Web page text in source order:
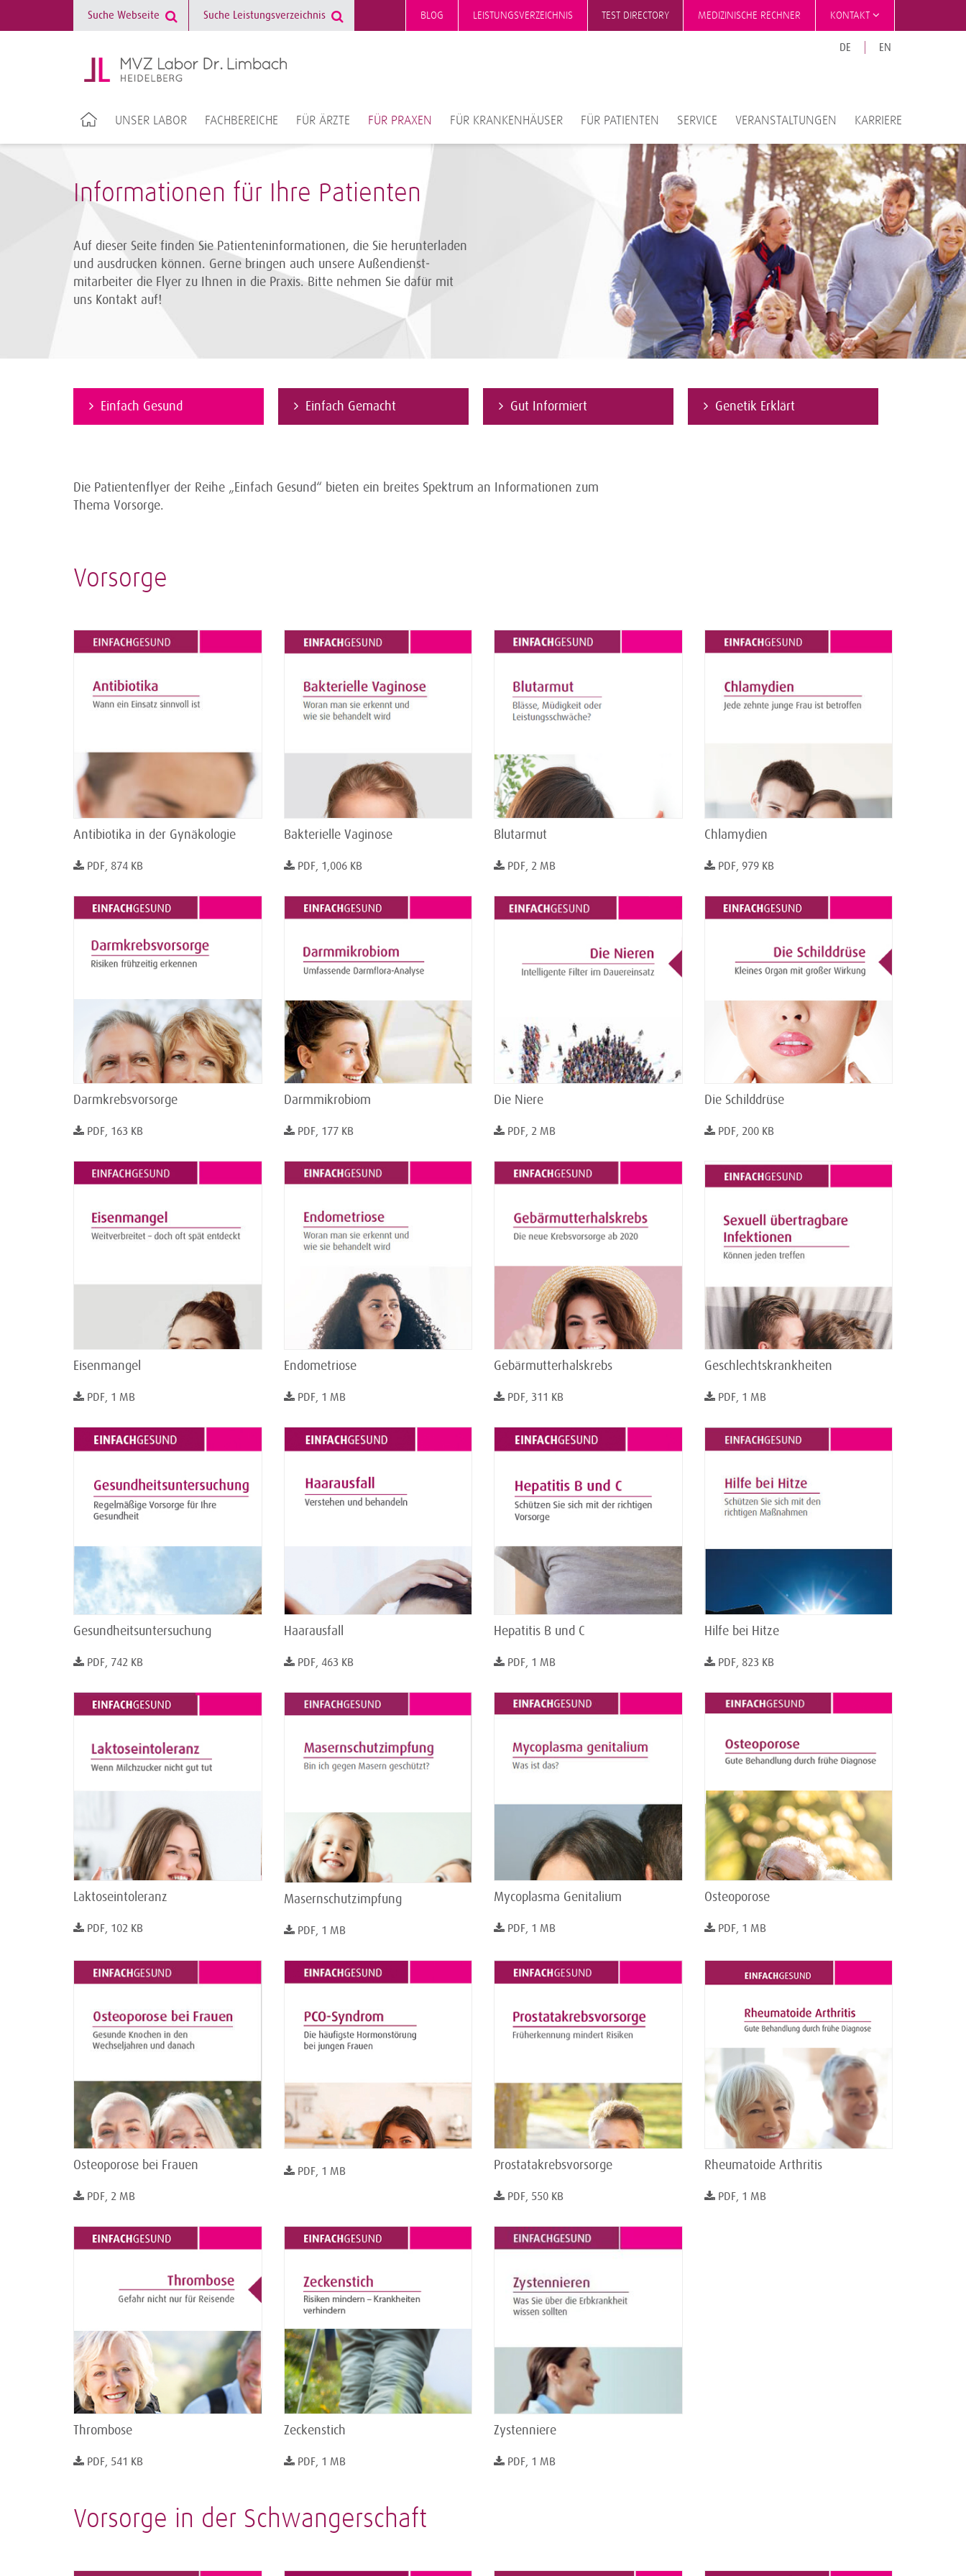
BLOG LEISTUNGSVERZEICHNIS TEST DIRECTORY MEDIZINISCHE RECHNER KONTAKT
DE EN
UNSER LABOR FACHBEREICHE FÜR ÄRZTE FÜR PRAXEN FÜR KRANKENHÄUSER FÜR PATIENTEN SERVICE VERANSTALTUNGEN KARRIERE
Informationen für Ihre Patienten
Auf dieser Seite finden Sie Patienteninformationen, die Sie herunterladen
und ausdrucken können. Gerne bringen auch unsere Außendienst­
mitarbeiter die Flyer zu Ihnen in die Praxis. Bitte nehmen Sie dafür mit
uns Kontakt auf!
Einfach Gesund Einfach Gemacht Gut Informiert Genetik Erklärt
Die Patientenflyer der Reihe „Einfach Gesund“ bieten ein breites Spektrum an Informationen zum
Thema Vorsorge.
Vorsorge
Antibiotika in der Gynäkologie
PDF, 874 KB
Bakterielle Vaginose
PDF, 1,006 KB
Blutarmut
PDF, 2 MB
Chlamydien
PDF, 979 KB
Darmkrebsvorsorge
PDF, 163 KB
Darmmikrobiom
PDF, 177 KB
Die Niere
PDF, 2 MB
Die Schilddrüse
PDF, 200 KB
Eisenmangel
PDF, 1 MB
Endometriose
PDF, 1 MB
Gebärmutterhalskrebs
PDF, 311 KB
Geschlechtskrankheiten
PDF, 1 MB
Gesundheitsuntersuchung
PDF, 742 KB
Haarausfall
PDF, 463 KB
Hepatitis B und C
PDF, 1 MB
Hilfe bei Hitze
PDF, 823 KB
Laktoseintoleranz
PDF, 102 KB
Masernschutzimpfung
PDF, 1 MB
Mycoplasma Genitalium
PDF, 1 MB
Osteoporose
PDF, 1 MB
Osteoporose bei Frauen
PDF, 2 MB
PDF, 1 MB Prostatakrebsvorsorge
PDF, 550 KB
Rheumatoide Arthritis
PDF, 1 MB
Thrombose
PDF, 541 KB
Zeckenstich
PDF, 1 MB
Zystenniere
PDF, 1 MB
Vorsorge in der Schwangerschaft